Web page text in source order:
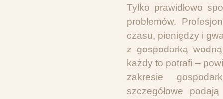
Tylko prawidłowo
problemów.
czasu, pieniędzy i
z gospodarką
każdy to potrafi –
zakresie
szczegółowe